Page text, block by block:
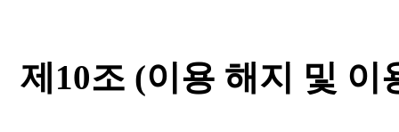
제10조 (이용 해지 및 이